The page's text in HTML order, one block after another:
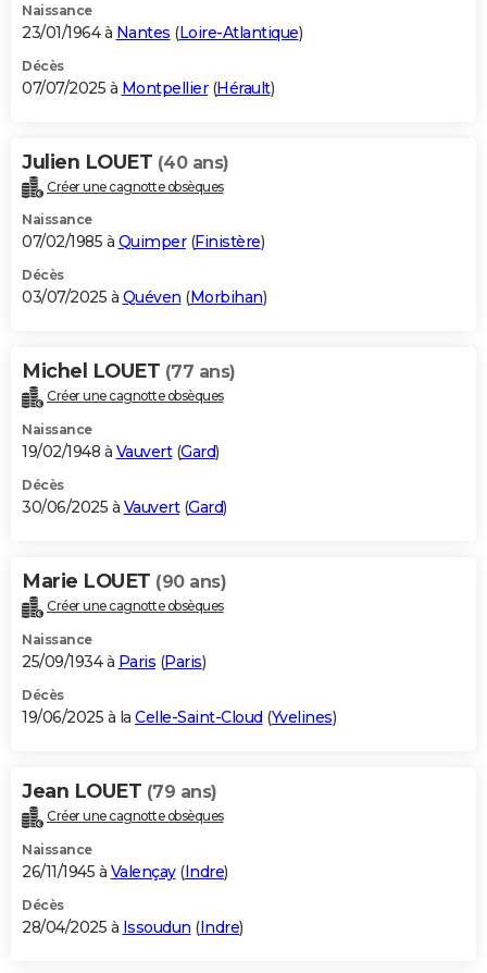
Naissance
23/01/1964 à Nantes (Loire-Atlantique)
Décès
07/07/2025 à Montpellier(Hérault)
Julien LOUET (40 ans)
Créer une cagnotte obsèques
Naissance
07/02/1985 à Quimper(Finistère)
Décès
03/07/2025 à Quéven (Morbihan)
Michel LOUET (77 ans)
Créer une cagnotte obsèques
Naissance
19/02/1948 à Vauvert(Gard)
Décès
30/06/2025 à Vauvert(Gard)
Marie LOUET (90 ans)
Créer une cagnotte obsèques
Naissance
25/09/1934 à Paris (Paris)
Décès
19/06/2025 à la Celle-Saint-Cloud (Yvelines)
Jean LOUET (79 ans)
Créer une cagnotte obsèques
Naissance
26/11/1945 à Valençay(Indre)
Décès
28/04/2025 à Issoudun (Indre)